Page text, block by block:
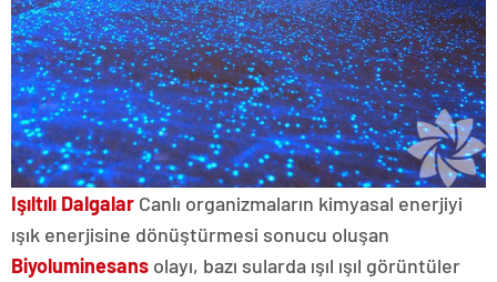
Işıltılı Dalgalar Canlı organizmaların kimyasal enerjiyi
ışık enerjisine dönüştürmesi sonucu oluşan
Biyoluminesans olayı, bazı sularda ışıl ışıl görüntüler